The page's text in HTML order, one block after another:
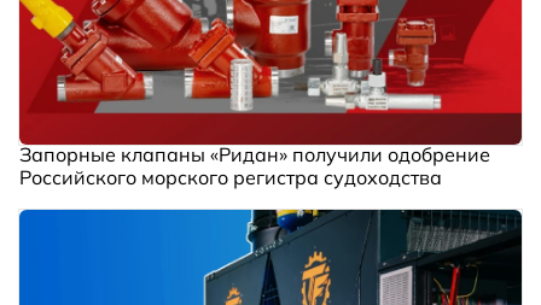
Запорные клапаны «Ридан» получили одобрение
Российского морского регистра судоходства